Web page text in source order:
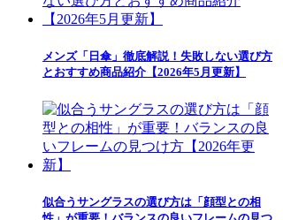
メンズ「日傘」徹底解説！失敗しない選び方
とおすすめ商品紹介【2026年5月更新】
似合うサングラスの選び方は「顔型との相